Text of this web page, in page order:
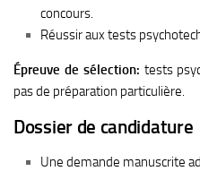
concours.
Réussir aux tests
Épreuve de sélection: tests
pas de préparation particulière.
Dossier de candidature
Une demande manuscrite